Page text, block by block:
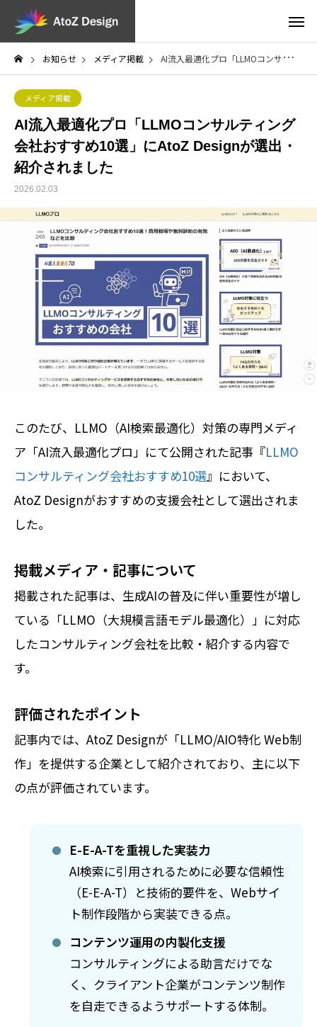
お知らせ メディア掲載 AI流入最適化プロ「LLMOコンサルティング会社おすすめ10選」にAtoZ Designが選出・紹介されました
メディア掲載
AI流入最適化プロ「LLMOコンサルティング
会社おすすめ10選」にAtoZ Designが選出・
紹介されました
2026.02.03
このたび、LLMO（AI検索最適化）対策の専門メディ
ア「AI流入最適化プロ」にて公開された記事『LLMO
コンサルティング会社おすすめ10選』において、
AtoZ Designがおすすめの支援会社として選出されま
した。
掲載メディア・記事について
掲載された記事は、生成AIの普及に伴い重要性が増し
ている「LLMO（大規模言語モデル最適化）」に対応
したコンサルティング会社を比較・紹介する内容で
す。
評価されたポイント
記事内では、AtoZ Designが「LLMO/AIO特化 Web制
作」を提供する企業として紹介されており、主に以下
の点が評価されています。
E-E-A-Tを重視した実装力
AI検索に引用されるために必要な信頼性
（E-E-A-T）と技術的要件を、Webサイ
ト制作段階から実装できる点。
コンテンツ運用の内製化支援
コンサルティングによる助言だけでな
く、クライアント企業がコンテンツ制作
を自走できるようサポートする体制。